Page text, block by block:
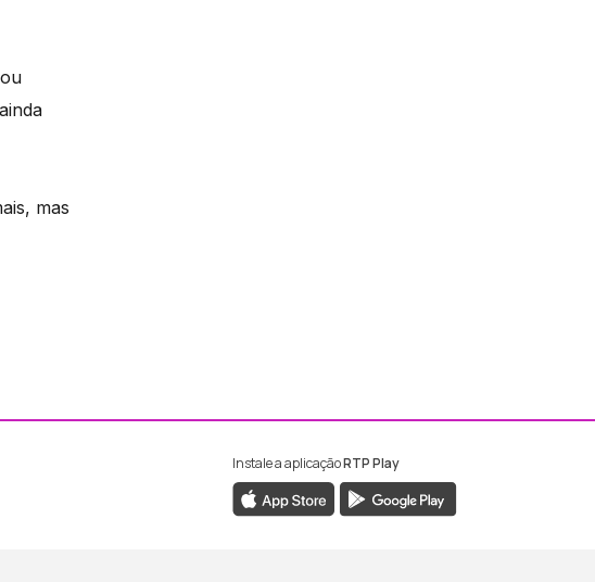
mas
ao Facebook da RTP Madeira
ao Instagram da RTP Madeira
Instale a aplicaçãoRTP Play